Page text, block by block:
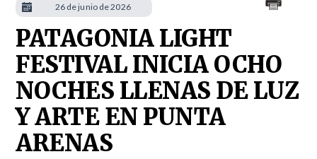
PATAGONIA LIGHT
FESTIVAL INICIA OCHO
NOCHES LLENAS DE LUZ
Y ARTE EN PUNTA
ARENAS
26 de junio de 2026